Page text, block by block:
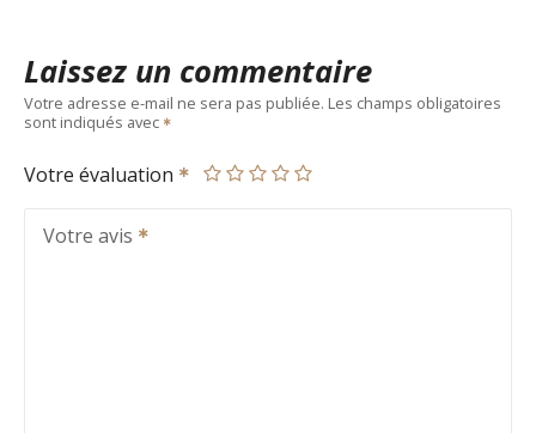
Laissez un commentaire
Votre adresse e-mail ne sera pas publiée. Les champs obligatoires
sont indiqués avec
Votre évaluation
Votre avis